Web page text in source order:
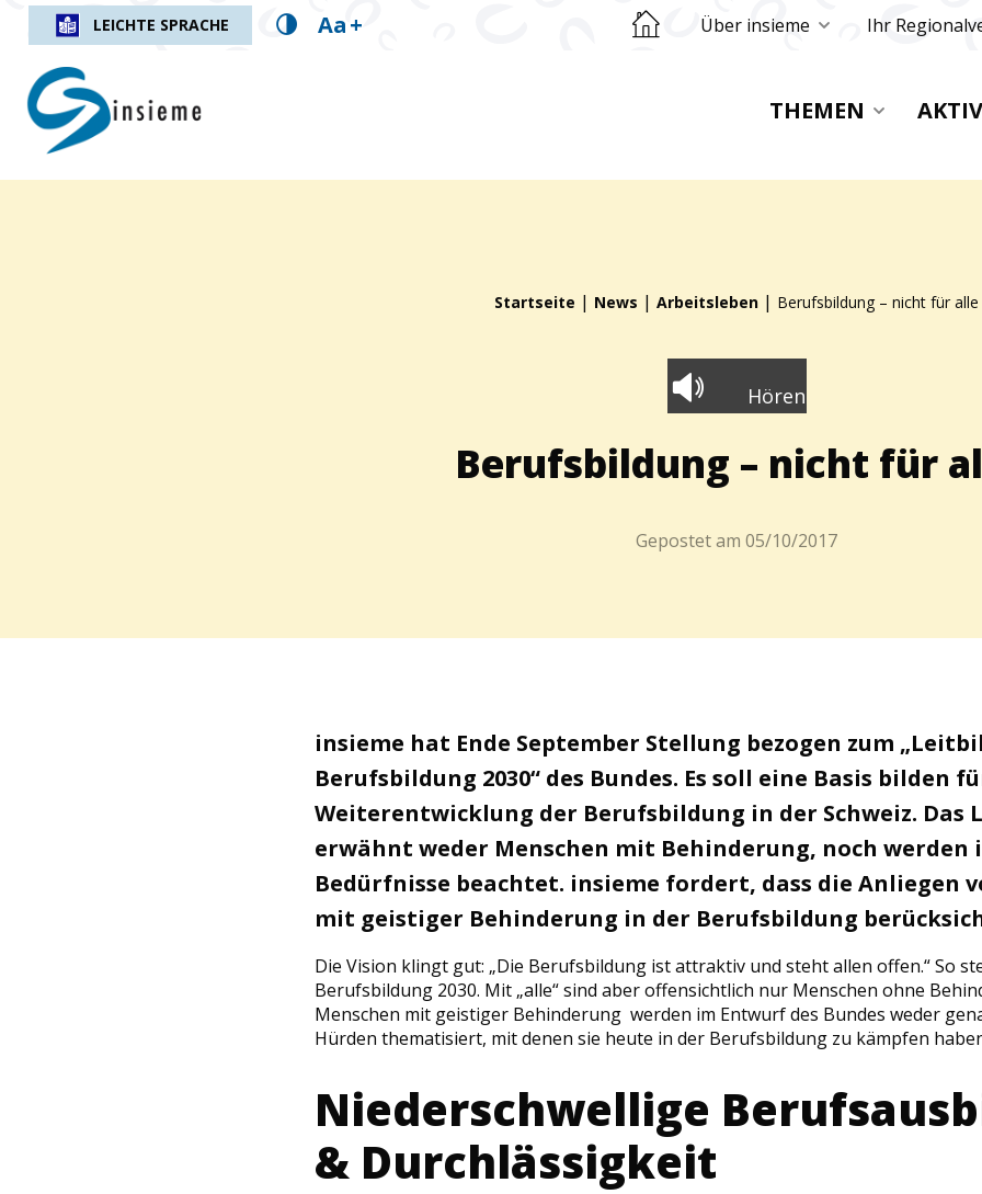
LEICHTE SPRACHE Aa+ Retourner sur la page d'accueil
Über insieme Ihr
insieme.ch
THEMEN
Startseite | News | Arbeitsleben | Berufsbildung – nicht für alle
Hören
Berufsbildung – nicht für
Gepostet am 05/10/2017
insieme hat Ende September Stellung bezogen zum
Berufsbildung 2030“ des Bundes. Es soll eine Basis bilden
Weiterentwicklung der Berufsbildung in der Schweiz. Das
erwähnt weder Menschen mit Behinderung, noch werden
Bedürfnisse beachtet. insieme fordert, dass die Anliegen
mit geistiger Behinderung in der Berufsbildung
Die Vision klingt gut: „Die Berufsbildung ist attraktiv und steht allen offen.“ So
Berufsbildung 2030. Mit „alle“ sind aber offensichtlich nur Menschen ohne
Menschen mit geistiger Behinderung werden im Entwurf des Bundes weder
Hürden thematisiert, mit denen sie heute in der Berufsbildung zu kämpfen
Niederschwellige
& Durchlässigkeit